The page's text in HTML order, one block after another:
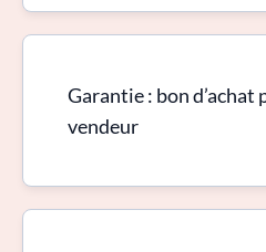
Garantie : bon d’achat
vendeur